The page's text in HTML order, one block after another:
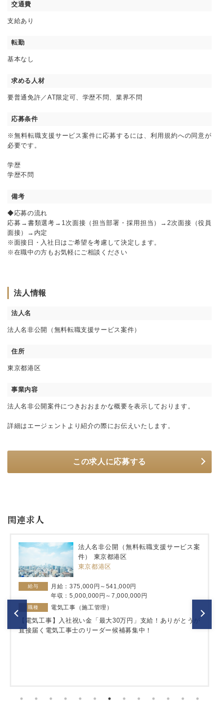
交通費
支給あり
転勤
基本なし
求める人材
要普通免許／AT限定可、学歴不問、業界不問
応募条件
※無料転職支援サービス案件に応募するには、利用規約への同意が
必要です。
学歴
学歴不問
備考
◆応募の流れ
応募→書類選考→1次面接（担当部署・採用担当）→2次面接（役員
面接）→内定
※面接日・入社日はご希望を考慮して決定します。
※在職中の方もお気軽にご相談ください
法人情報
法人名
法人名非公開（無料転職支援サービス案件）
住所
東京都港区
事業内容
法人名非公開案件につきおおまかな概要を表示しております。
詳細はエージェントより紹介の際にお伝えいたします。
この求人に応募する
関連求人
法人名非公開（無料転職支援サービス案
件） 東京都港区
東京都港区
給与
月給：375,000円～541,000円
年収：5,000,000円～7,000,000円
職種 電気工事（施工管理）
【電気工事】入社祝い金「最大30万円」支給！ありがとうが
直接届く電気工事士のリーダー候補募集中！